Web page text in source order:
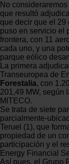
No
que resultó
que decir que el 29
puso en servicio el
frontera, con 11
cada uno, y una
parque eólico
La primera
Transeuropea de
Forestalia, con
201,49 MW, según
MITECO.
Se trata de siete
parcialmente-
Teruel (1), que
propiedad de un
participación y el
Energy Financial
Así pues, el Grupo